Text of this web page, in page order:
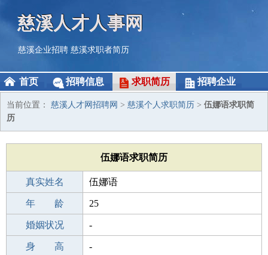
慈溪人才人事网
慈溪企业招聘 慈溪求职者简历
首页 招聘信息 求职简历 招聘企业
当前位置： 慈溪人才网招聘网 > 慈溪个人求职简历 > 伍娜语求职简
历
伍娜语求职简历
真实姓名 伍娜语
性 别 女
年 龄 25
出生年月 2001-10-03
婚姻状况 -
学 历 初中
身 高 -